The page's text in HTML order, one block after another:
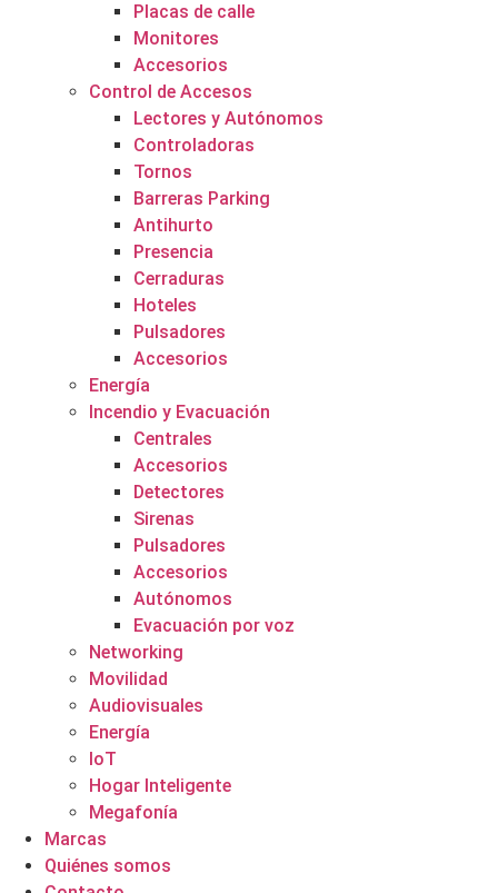
Placas de calle
Monitores
Accesorios
Control de Accesos
Lectores y Autónomos
Controladoras
Tornos
Barreras Parking
Antihurto
Presencia
Cerraduras
Hoteles
Pulsadores
Accesorios
Energía
Incendio y Evacuación
Centrales
Accesorios
Detectores
Sirenas
Pulsadores
Accesorios
Autónomos
Evacuación por voz
Networking
Movilidad
Audiovisuales
Energía
IoT
Hogar Inteligente
Megafonía
Marcas
Quiénes somos